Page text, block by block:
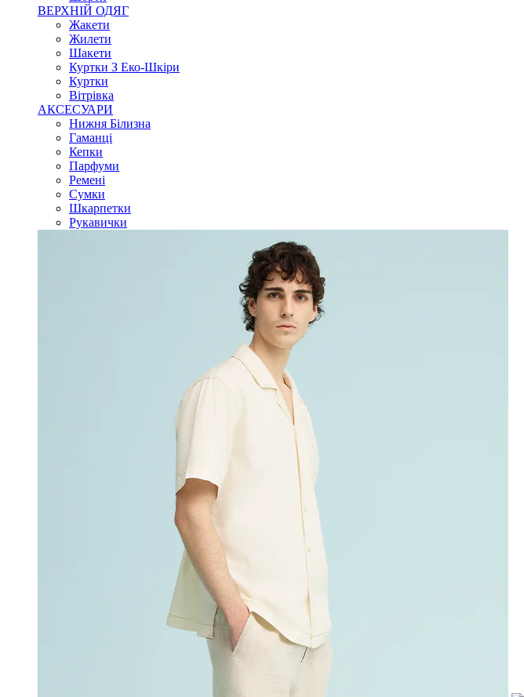
ВЕРХНІЙ ОДЯГ
Жакети
Жилети
Шакети
Куртки З Еко-Шкіри
Куртки
Вітрівка
АКСЕСУАРИ
Нижня Білизна
Гаманці
Кепки
Парфуми
Ремені
Сумки
Шкарпетки
Рукавички